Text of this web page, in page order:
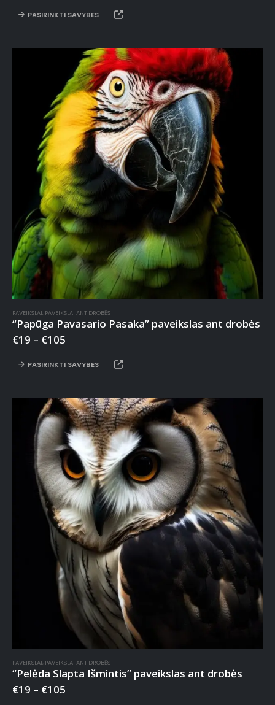
PASIRINKTI SAVYBES
PAVEIKSLAI, PAVEIKSLAI ANT DROBĖS
“Papūga Pavasario Pasaka” paveikslas ant drobės
€19 – €105
PASIRINKTI SAVYBES
PAVEIKSLAI, PAVEIKSLAI ANT DROBĖS
“Pelėda Slapta Išmintis” paveikslas ant drobės
€19 – €105